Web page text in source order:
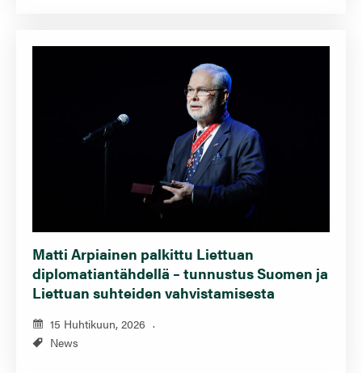
Matti Arpiainen palkittu Liettuan
diplomatiantähdellä – tunnustus Suomen ja
Liettuan suhteiden vahvistamisesta
15 Huhtikuun, 2026
News